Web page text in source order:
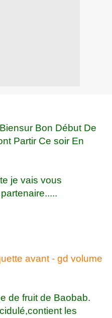
Bon Début De
Partir Ce soir En
je vais vous
de fruit de Baobab.
les